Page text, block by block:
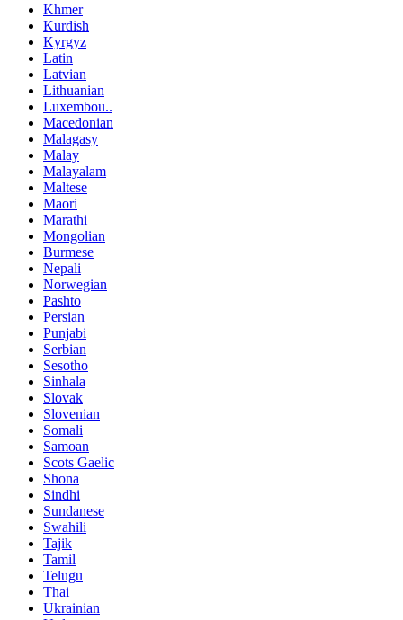
Khmer
Kurdish
Kyrgyz
Latin
Latvian
Lithuanian
Luxembou..
Macedonian
Malagasy
Malay
Malayalam
Maltese
Maori
Marathi
Mongolian
Burmese
Nepali
Norwegian
Pashto
Persian
Punjabi
Serbian
Sesotho
Sinhala
Slovak
Slovenian
Somali
Samoan
Scots Gaelic
Shona
Sindhi
Sundanese
Swahili
Tajik
Tamil
Telugu
Thai
Ukrainian